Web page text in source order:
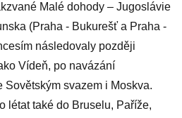
Malé dohody – Jugoslávie
(Praha - Bukurešť a Praha -
následovaly později
Vídeň, po navázání
svazem i Moskva.
létat také do Bruselu, Paříže,